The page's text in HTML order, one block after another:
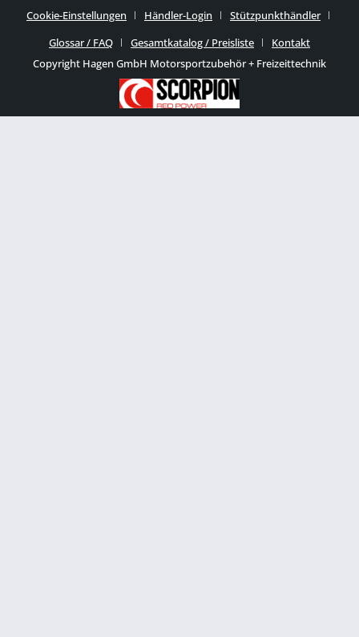
Cookie-Einstellungen Händler-Login
Stützpunkthändler
Glossar / FAQ
Gesamtkatalog / Preisliste
Kontakt
Copyright Hagen GmbH Motorsportzubehör + Freizeittechnik